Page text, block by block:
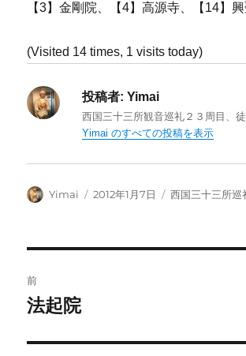
【3】金剛院、【4】高源寺、【14】
(Visited 14 times, 1 visits today)
投稿者: Yimai
西国三十三所観音巡礼２３周目、
Yimai のすべての投稿を表示
投
Yimai
投
2012年1月7日
カ
西国三十三所巡
稿
前
前
投
法起院